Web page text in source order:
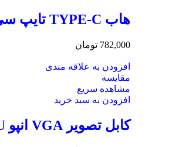
هاب TYPE-C تایپ سی EXPANSION چهار پورت USB 2.0
782,000 تومان
افزودن به علاقه مندی
مقایسه
مشاهده سریع
افزودن به سبد خرید
کابل تصویر VGA انپو ENPU متراژ 30 متر